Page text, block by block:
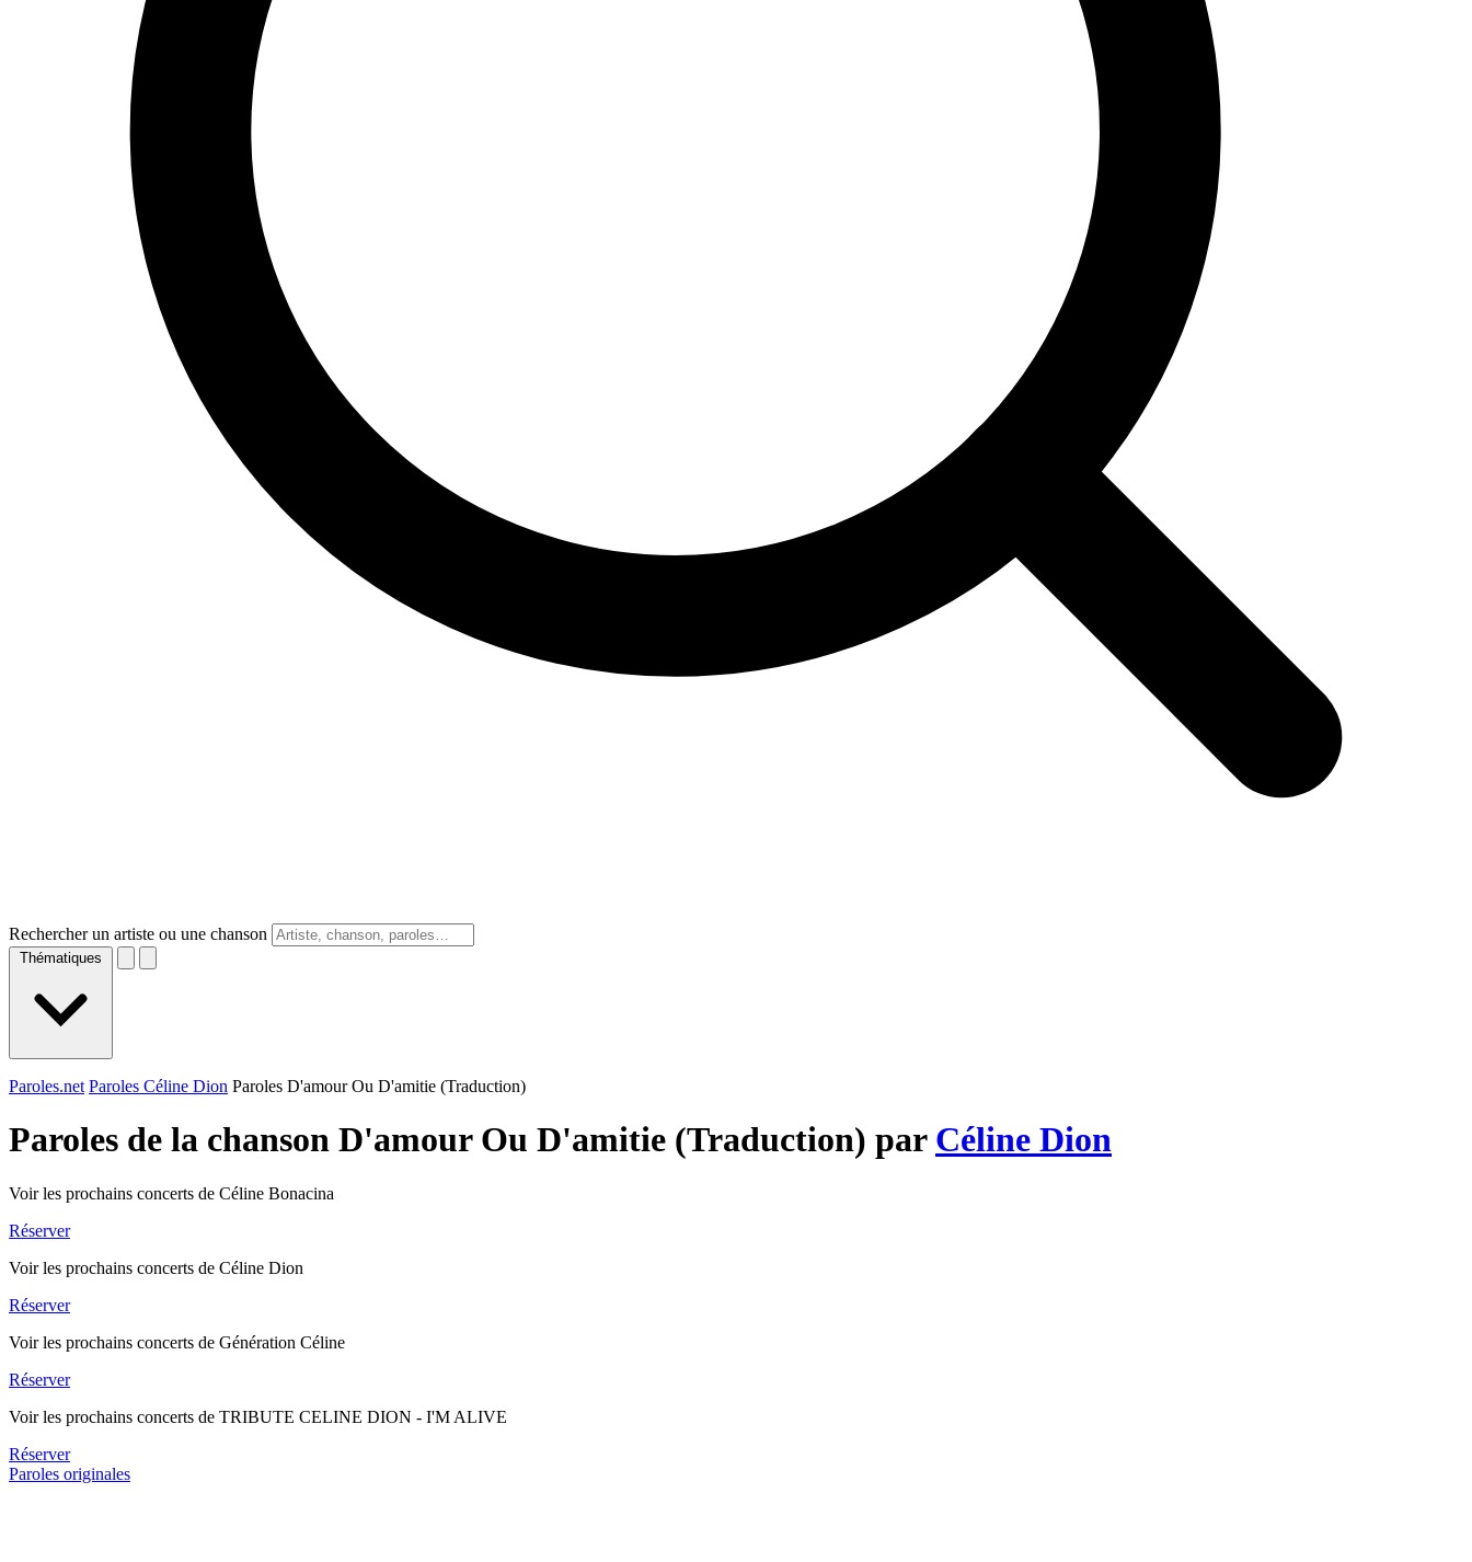
Rechercher un artiste ou une chanson
Thématiques
Paroles.net Paroles Céline Dion Paroles D'amour Ou D'amitie (Traduction)
Paroles de la chanson D'amour Ou D'amitie (Traduction) par Céline Dion
Voir les prochains concerts de Céline Bonacina
Réserver
Voir les prochains concerts de Céline Dion
Réserver
Voir les prochains concerts de Génération Céline
Réserver
Voir les prochains concerts de TRIBUTE CELINE DION - I'M ALIVE
Réserver
Paroles originales